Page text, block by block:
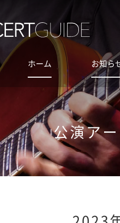
ホーム お知ら
公演ア